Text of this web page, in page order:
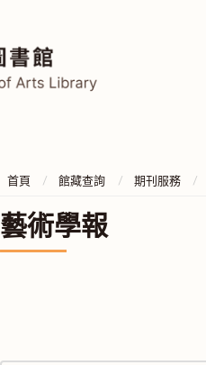
首頁 館藏查詢 期刊服務
藝術學報